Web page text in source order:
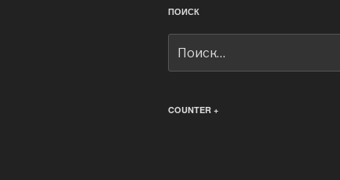
ПОИСК
COUNTER +